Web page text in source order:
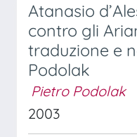
Atanasio
contro gli
traduzione e
Podolak
Pietro Podolak
2003